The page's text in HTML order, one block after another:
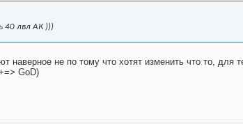
лвл АК )))
не по тому что хотят изменить что то, для
GоD)